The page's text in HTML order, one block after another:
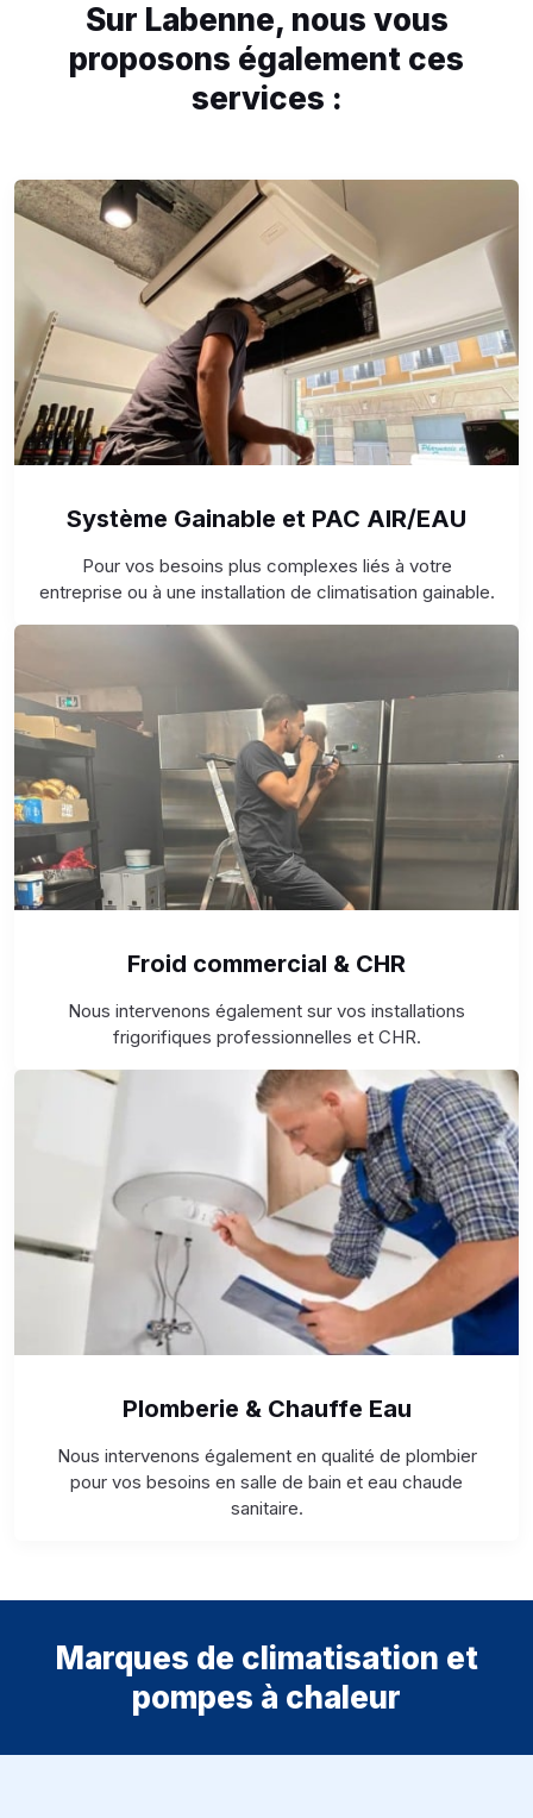
Sur Labenne, nous vous
proposons également ces
services :
Système Gainable et PAC AIR/EAU
Pour vos besoins plus complexes liés à votre
entreprise ou à une installation de climatisation gainable.
Froid commercial & CHR
Nous intervenons également sur vos installations
frigorifiques professionnelles et CHR.
Plomberie & Chauffe Eau
Nous intervenons également en qualité de plombier
pour vos besoins en salle de bain et eau chaude
sanitaire.
Marques de climatisation et
pompes à chaleur